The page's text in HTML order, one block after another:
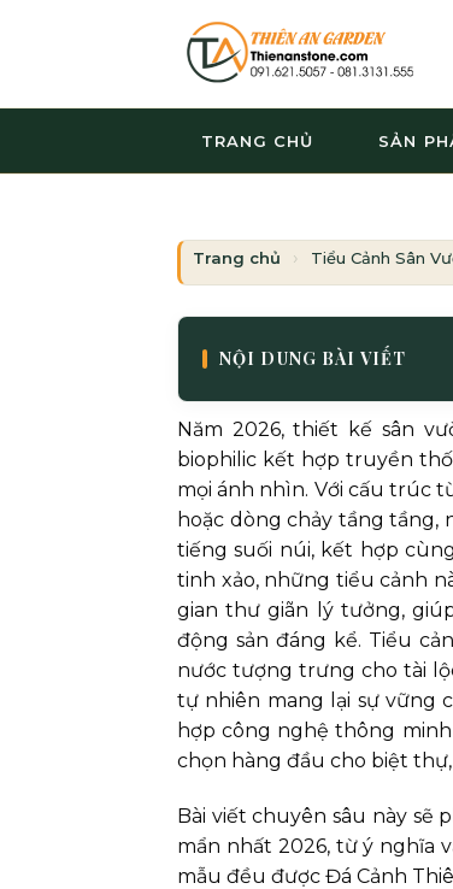
dung
TRANG CHỦ SẢN
Trang chủ Tiểu Cảnh Sân
NỘI DUNG BÀI VIẾT
Năm 2026, thiết kế sân
biophilic kết hợp truyền
mọi ánh nhìn. Với cấu trúc
hoặc dòng chảy tầng
tiếng suối núi, kết hợp
tinh xảo, những tiểu cảnh
gian thư giãn lý tưởng,
động sản đáng kể. Tiểu
nước tượng trưng cho tài
tự nhiên mang lại sự vững
hợp công nghệ thông
chọn hàng đầu cho biệt
Bài viết chuyên sâu này sẽ
mẩn nhất 2026, từ ý nghĩa
mẫu đều được Đá Cảnh